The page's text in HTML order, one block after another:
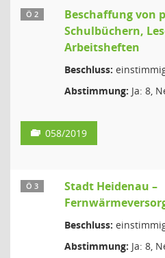
Ö 2
Beschaffung von
Schulbüchern,
Arbeitsheften
Beschluss:
Abstimmung: Ja: 8,
058/2019
Ö 3
Stadt Heidenau –
Beschluss:
Abstimmung: Ja: 8,